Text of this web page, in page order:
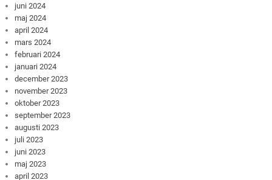
juni 2024
maj 2024
april 2024
mars 2024
februari 2024
januari 2024
december 2023
november 2023
oktober 2023
september 2023
augusti 2023
juli 2023
juni 2023
maj 2023
april 2023